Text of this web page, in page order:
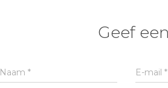
Geef
Naam * E-mail*